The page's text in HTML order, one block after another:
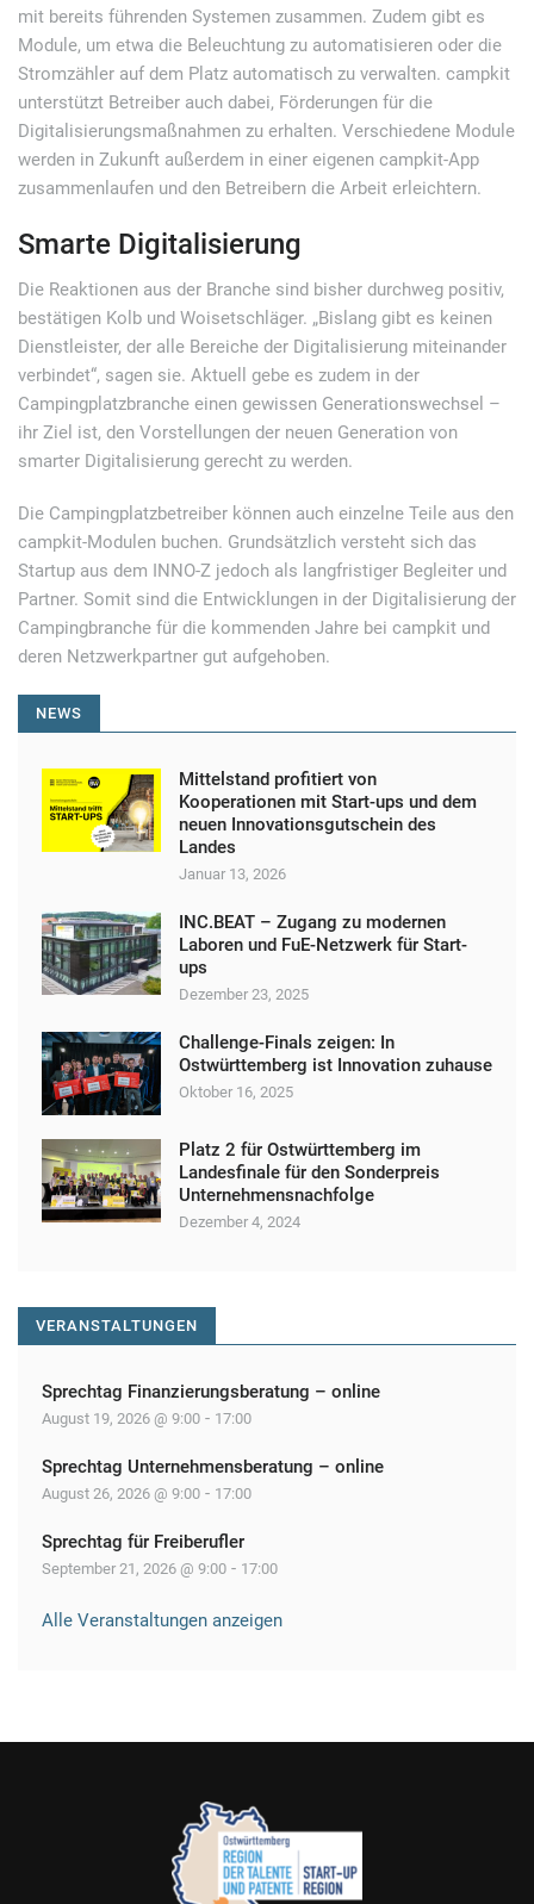
mit bereits führenden Systemen zusammen. Zudem gibt es
Module, um etwa die Beleuchtung zu automatisieren oder die
Stromzähler auf dem Platz automatisch zu verwalten. campkit
unterstützt Betreiber auch dabei, Förderungen für die
Digitalisierungsmaßnahmen zu erhalten. Verschiedene Module
werden in Zukunft außerdem in einer eigenen campkit-App
zusammenlaufen und den Betreibern die Arbeit erleichtern.
Smarte Digitalisierung
Die Reaktionen aus der Branche sind bisher durchweg positiv,
bestätigen Kolb und Woisetschläger. „Bislang gibt es keinen
Dienstleister, der alle Bereiche der Digitalisierung miteinander
verbindet“, sagen sie. Aktuell gebe es zudem in der
Campingplatzbranche einen gewissen Generationswechsel –
ihr Ziel ist, den Vorstellungen der neuen Generation von
smarter Digitalisierung gerecht zu werden.
Die Campingplatzbetreiber können auch einzelne Teile aus den
campkit-Modulen buchen. Grundsätzlich versteht sich das
Startup aus dem INNO-Z jedoch als langfristiger Begleiter und
Partner. Somit sind die Entwicklungen in der Digitalisierung der
Campingbranche für die kommenden Jahre bei campkit und
deren Netzwerkpartner gut aufgehoben.
NEWS
Mittelstand profitiert von
Kooperationen mit Start-ups und dem
neuen Innovationsgutschein des
Landes
Januar 13, 2026
INC.BEAT – Zugang zu modernen
Laboren und FuE-Netzwerk für Start-
ups
Dezember 23, 2025
Challenge-Finals zeigen: In
Ostwürttemberg ist Innovation zuhause
Oktober 16, 2025
Platz 2 für Ostwürttemberg im
Landesfinale für den Sonderpreis
Unternehmensnachfolge
Dezember 4, 2024
VERANSTALTUNGEN
Sprechtag Finanzierungsberatung – online
August 19, 2026 @ 9:00 - 17:00
Sprechtag Unternehmensberatung – online
August 26, 2026 @ 9:00 - 17:00
Sprechtag für Freiberufler
September 21, 2026 @ 9:00 - 17:00
Alle Veranstaltungen anzeigen